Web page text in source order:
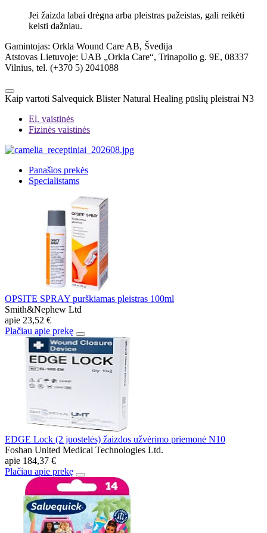
Jei žaizda labai drėgna arba pleistras pažeistas, gali reikėti
keisti dažniau.
Gamintojas: Orkla Wound Care AB, Švedija
Atstovas Lietuvoje: UAB „Orkla Care“, Trinapolio g. 9E, 08337
Vilnius, tel. (+370 5) 2041088
Kaip vartoti Salvequick Blister Natural Healing pūslių pleistrai N3
El. vaistinės
Fizinės vaistinės
Panašios prekės
Specialistams
OPSITE SPRAY purškiamas pleistras 100ml
Smith&Nephew Ltd
apie 23,52 €
Plačiau apie prekę
EDGE Lock (2 juostelės) žaizdos užvėrimo priemonė N10
Foshan United Medical Technologies Ltd.
apie 184,37 €
Plačiau apie prekę